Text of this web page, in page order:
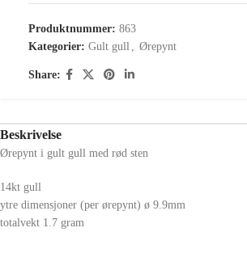
Produktnummer: 863
Kategorier: Gult gull , Ørepynt
Share:
Beskrivelse
Ørepynt i gult gull med rød sten
14kt gull
ytre dimensjoner (per ørepynt) ø 9.9mm
totalvekt 1.7 gram